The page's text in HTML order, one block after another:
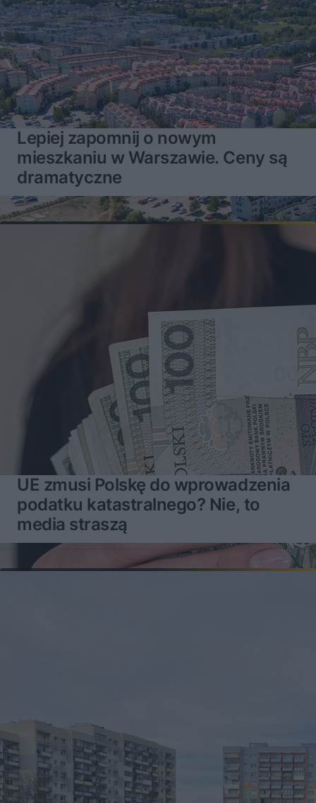
Lepiej zapomnij o nowym
mieszkaniu w Warszawie. Ceny są
dramatyczne
UE zmusi Polskę do wprowadzenia
podatku katastralnego? Nie, to
media straszą